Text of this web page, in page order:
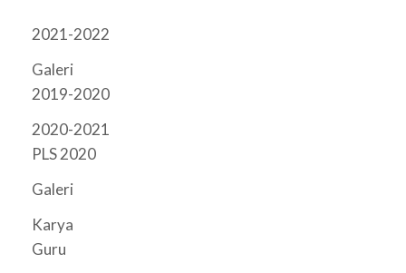
2021-2022
Galeri
2019-2020
2020-2021
PLS 2020
Galeri
Karya
Guru